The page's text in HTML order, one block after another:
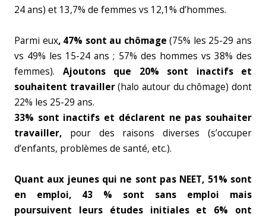
24 ans) et 13,7% de femmes vs 12,1% d’hommes.
Parmi eux, 47% sont au chômage (75% les 25-29 ans
vs 49% les 15-24 ans ; 57% des hommes vs 38% des
femmes). Ajoutons que 20% sont inactifs et
souhaitent travailler(halo autour du chômage) dont
22% les 25-29 ans.
33% sont inactifs et déclarent ne pas souhaiter
travailler, pour des raisons diverses (s’occuper
d’enfants, problèmes de santé, etc.).
Quant aux jeunes qui ne sont pas NEET, 51% sont
en emploi, 43 % sont sans emploi mais
poursuivent leurs études initiales et 6% ont